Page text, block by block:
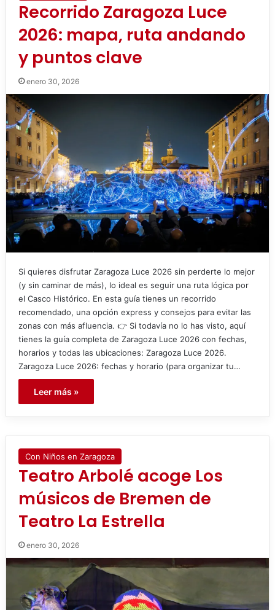
Recorrido Zaragoza Luce
2026: mapa, ruta andando
y puntos clave
enero 30, 2026
Si quieres disfrutar Zaragoza Luce 2026 sin perderte lo mejor
(y sin caminar de más), lo ideal es seguir una ruta lógica por
el Casco Histórico. En esta guía tienes un recorrido
recomendado, una opción express y consejos para evitar las
zonas con más afluencia. 👉 Si todavía no lo has visto, aquí
tienes la guía completa de Zaragoza Luce 2026 con fechas,
horarios y todas las ubicaciones: Zaragoza Luce 2026.
Zaragoza Luce 2026: fechas y horario (para organizar tu…
Leer más »
Con Niños en Zaragoza
Teatro Arbolé acoge Los
músicos de Bremen de
Teatro La Estrella
enero 30, 2026